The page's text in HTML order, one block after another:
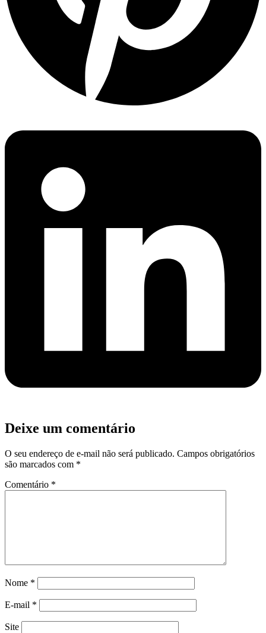
Deixe um comentário
O seu endereço de e-mail não será publicado. Campos obrigatórios
são marcados com *
Comentário *
Nome *
E-mail *
Site